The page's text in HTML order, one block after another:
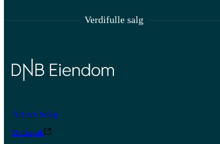
Verdifulle salg
Alt om bolig
Boligsøk